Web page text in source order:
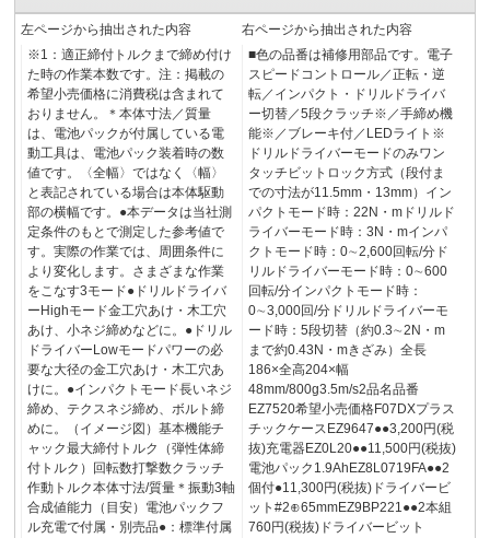
左ページから抽出された内容
※1：適正締付トルクまで締め付け
た時の作業本数です。注：掲載の
希望小売価格に消費税は含まれて
おりません。＊本体寸法／質量
は、電池パックが付属している電
動工具は、電池パック装着時の数
値です。〈全幅〉ではなく〈幅〉
と表記されている場合は本体駆動
部の横幅です。●本データは当社測
定条件のもとで測定した参考値で
す。実際の作業では、周囲条件に
より変化します。さまざまな作業
をこなす3モード●ドリルドライバ
ーHighモード金工穴あけ・木工穴
あけ、小ネジ締めなどに。●ドリル
ドライバーLowモードパワーの必
要な大径の金工穴あけ・木工穴あ
けに。●インパクトモード長いネジ
締め、テクスネジ締め、ボルト締
めに。（イメージ図）基本機能チ
ャック最大締付トルク（弾性体締
付トルク）回転数打撃数クラッチ
作動トルク本体寸法/質量＊振動3軸
合成値能力（目安）電池パックフ
ル充電で付属・別売品●：標準付属
右ページから抽出された内容
■色の品番は補修用部品です。電子
スピードコントロール／正転・逆
転／インパクト・ドリルドライバ
ー切替／5段クラッチ※／手締め機
能※／ブレーキ付／LEDライト※
ドリルドライバーモードのみワン
タッチビットロック方式（段付ま
での寸法が11.5mm・13mm）イン
パクトモード時：22N・mドリルド
ライバーモード時：3N・mインパ
クトモード時：0∼2,600回転/分ド
リルドライバーモード時：0∼600
回転/分インパクトモード時：
0∼3,000回/分ドリルドライバーモ
ード時：5段切替（約0.3∼2N・m
まで約0.43N・mきざみ）全長
186×全高204×幅
48mm/800g3.5m/s2品名品番
EZ7520希望小売価格F07DXプラス
チックケースEZ9647●●3,200円(税
抜)充電器EZ0L20●●11,500円(税抜)
電池パック1.9AhEZ8L0719FA●●2
個付●11,300円(税抜)ドライバービ
ット#2⊕65mmEZ9BP221●●2本組
760円(税抜)ドライバービット